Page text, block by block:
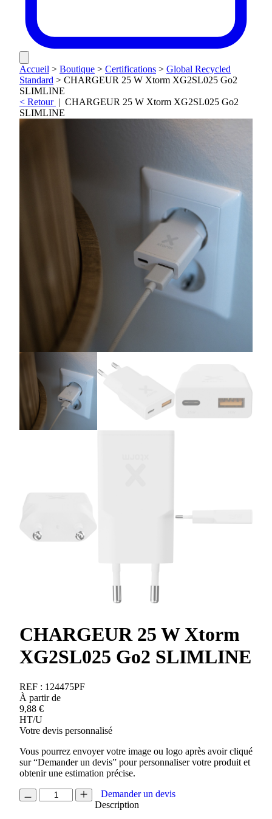
Accueil > Boutique > Certifications > Global Recycled
Standard > CHARGEUR 25 W Xtorm XG2SL025 Go2
SLIMLINE
< Retour | CHARGEUR 25 W Xtorm XG2SL025 Go2
SLIMLINE
CHARGEUR 25 W Xtorm
XG2SL025 Go2 SLIMLINE
REF : 124475PF
À partir de
9,88 €
HT/U
Votre devis personnalisé
Vous pourrez envoyer votre image ou logo après avoir cliqué
sur “Demander un devis” pour personnaliser votre produit et
obtenir une estimation précise.
quantité
de
Demander un devis
Description